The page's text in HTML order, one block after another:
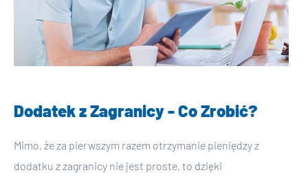
Dodatek z Zagranicy - Co Zrobić?
Mimo, że za pierwszym razem otrzymanie pieniędzy z
dodatku z zagranicy nie jest proste, to dzięki